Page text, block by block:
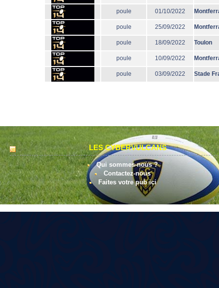
poule 01/10/2022
poule 25/09/2022
poule 18/09/2022 Toulon
poule 10/09/2022
poule 03/09/2022 Stade
LES CYBERVULCANS
Qui sommes-nous ?
Contactez-nous
Faites votre pub ici